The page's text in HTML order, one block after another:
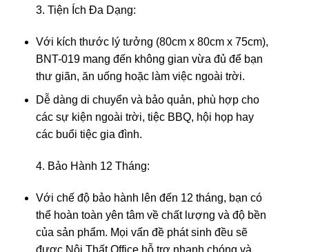
3. Tiện Ích Đa Dạng:
Với kích thước lý tưởng (80cm x 80cm x 75cm),
BNT-019 mang đến không gian vừa đủ để bạn
thư giãn, ăn uống hoặc làm việc ngoài trời.
Dễ dàng di chuyển và bảo quản, phù hợp cho
các sự kiện ngoài trời, tiệc BBQ, hội họp hay
các buổi tiệc gia đình.
4. Bảo Hành 12 Tháng:
Với chế độ bảo hành lên đến 12 tháng, bạn có
thể hoàn toàn yên tâm về chất lượng và độ bền
của sản phẩm. Mọi vấn đề phát sinh đều sẽ
được Nội Thất Office hỗ trợ nhanh chóng và